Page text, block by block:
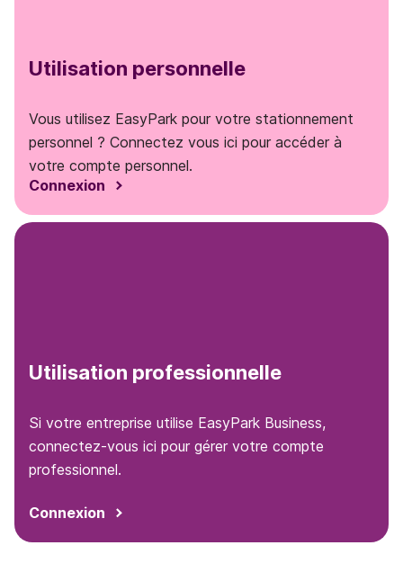
Utilisation personnelle
Vous utilisez EasyPark pour votre stationnement
personnel ? Connectez vous ici pour accéder à
votre compte personnel.
Connexion
Utilisation professionnelle
Si votre entreprise utilise EasyPark Business,
connectez-vous ici pour gérer votre compte
professionnel.
Connexion